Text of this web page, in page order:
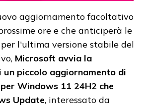
aggiornamento facoltativo
ore e che anticiperà le
l'ultima versione stabile del
Microsoft avvia la
piccolo aggiornamento di
Windows 11 24H2 che
Update, interessato da